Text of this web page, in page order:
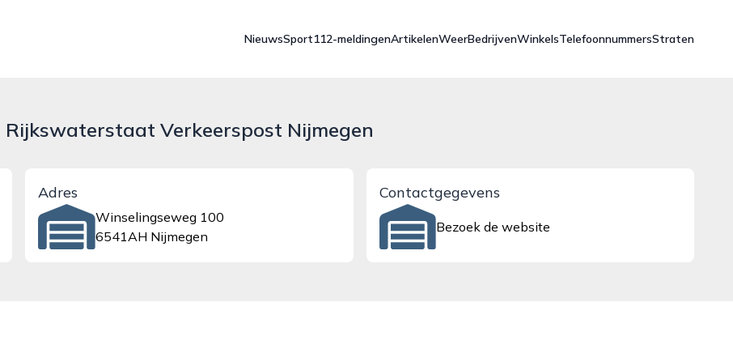
NieuwsSport112-meldingenArtikelenWeerBedrijvenWinkelsTelefoonnummersStraten
Rijkswaterstaat Verkeerspost Nijmegen
Adres
Winselingseweg 100
6541AH Nijmegen
Contactgegevens
Bezoek de website